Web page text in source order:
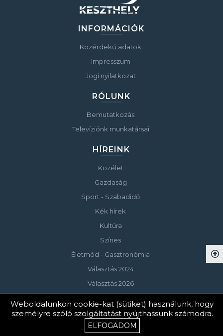
INFORMÁCIÓK
Közérdekű adatok
Impresszum
Jogi nyilatkozat
RÓLUNK
Bemutatkozás
Televíziónk munkatársai
HÍREINK
Közélet
Gazdaság
Sport - Szabadidő
Kék hírek
Kultúra
Színes
Életmód - Gasztronómia
Választás 2024
Választás 2026
© Copyright 2023 Keszthelyi Televízió
Weboldalunkon cookie-kat (sütiket) használunk, hogy
személyre szóló szolgáltatást nyújthassunk számodra.
ELFOGADOM